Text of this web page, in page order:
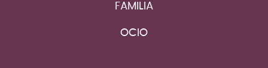
FAMILIA
OCIO